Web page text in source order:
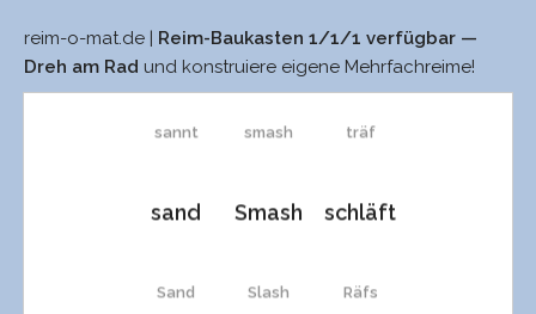
reim-o-mat.de |
Reim-Baukasten 1/1/1 verfügbar —
Dreh am Rad und konstruiere eigene Mehrfachreime!
sannt
sand
Sand
smash
Smash
Slash
träf
schläft
Räfs